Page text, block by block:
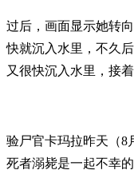
过后，画面显示她转
快就沉入水里，不久
又很快沉入水里，接
验尸官卡玛拉昨天（8
死者溺毙是一起不幸的